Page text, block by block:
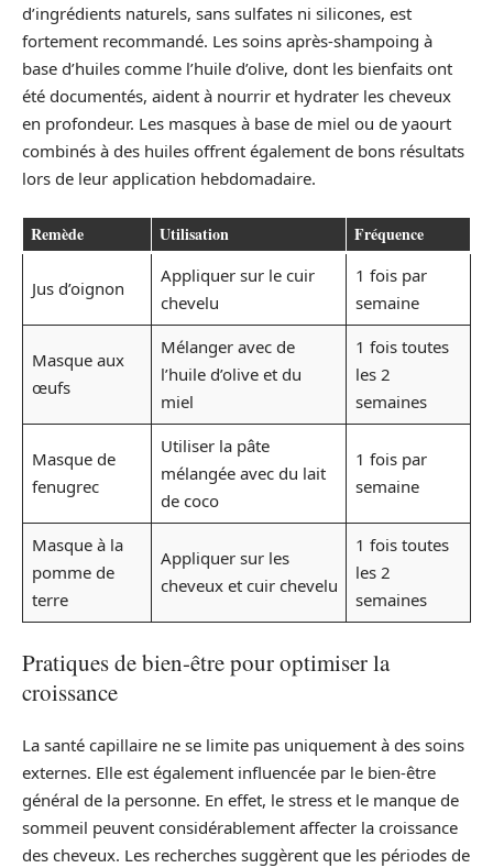
d’ingrédients naturels, sans sulfates ni silicones, est
fortement recommandé. Les soins après-shampoing à
base d’huiles comme l’huile d’olive, dont les bienfaits ont
été documentés, aident à nourrir et hydrater les cheveux
en profondeur. Les masques à base de miel ou de yaourt
combinés à des huiles offrent également de bons résultats
lors de leur application hebdomadaire.
Remède Utilisation Fréquence
Jus d’oignon
Appliquer sur le cuir
chevelu
1 fois par
semaine
Masque aux
œufs
Mélanger avec de
l’huile d’olive et du
miel
1 fois toutes
les 2
semaines
Masque de
fenugrec
Utiliser la pâte
mélangée avec du lait
de coco
1 fois par
semaine
Masque à la
pomme de
terre
Appliquer sur les
cheveux et cuir chevelu
1 fois toutes
les 2
semaines
Pratiques de bien-être pour optimiser la
croissance
La santé capillaire ne se limite pas uniquement à des soins
externes. Elle est également influencée par le bien-être
général de la personne. En effet, le stress et le manque de
sommeil peuvent considérablement affecter la croissance
des cheveux. Les recherches suggèrent que les périodes de